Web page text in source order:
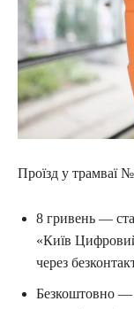
Проїзд у трамваї
8 гривень —
«Київ
через
Безкоштовно —